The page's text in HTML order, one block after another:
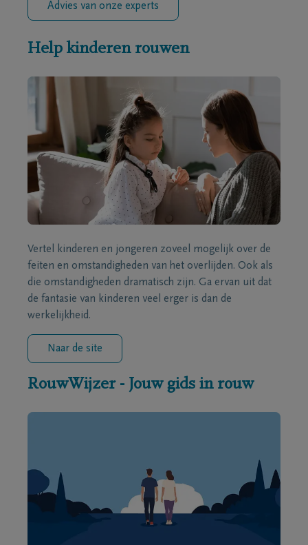
Advies van onze experts
Help kinderen rouwen
Vertel kinderen en jongeren zoveel mogelijk over de
feiten en omstandigheden van het overlijden. Ook als
die omstandigheden dramatisch zijn. Ga ervan uit dat
de fantasie van kinderen veel erger is dan de
werkelijkheid.
Naar de site
RouwWijzer - Jouw gids in rouw